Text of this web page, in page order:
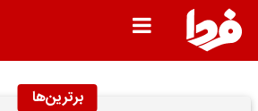
برترین‌ها